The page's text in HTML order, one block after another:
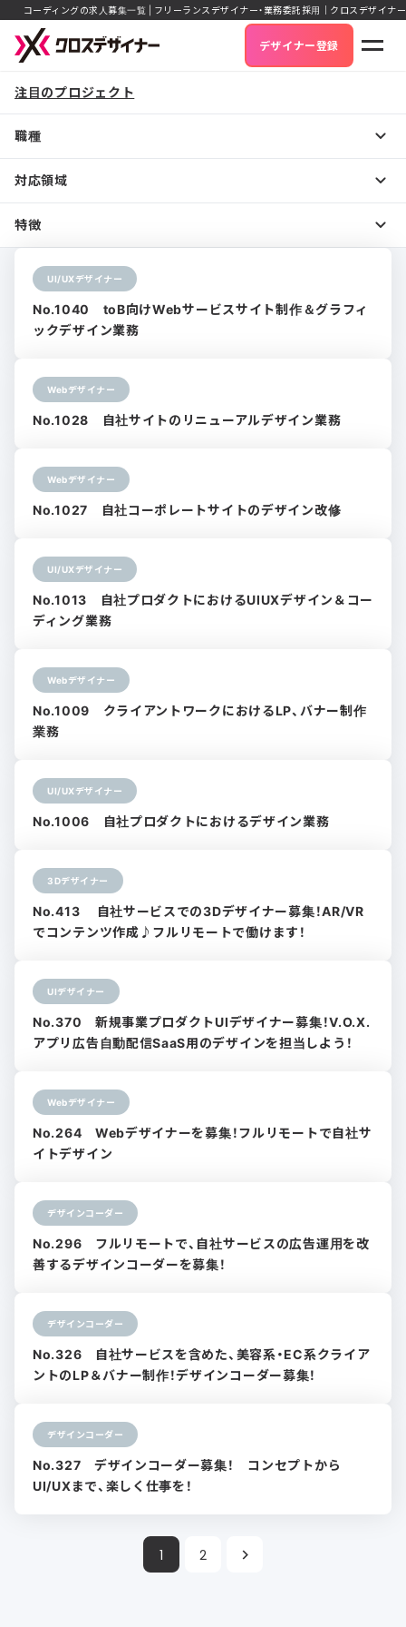
コーディングの求人募集一覧 | フリーランスデザイナー・業務委託採用｜クロスデザイナー
デザイナー登録
注目のプロジェクト
職種
対応領域
特徴
UI/UXデザイナー
No.1040 toB向けWebサービスサイト制作＆グラフィ
ックデザイン業務
Webデザイナー
No.1028 自社サイトのリニューアルデザイン業務
Webデザイナー
No.1027 自社コーポレートサイトのデザイン改修
UI/UXデザイナー
No.1013 自社プロダクトにおけるUIUXデザイン＆コー
ディング業務
Webデザイナー
No.1009 クライアントワークにおけるLP、バナー制作
業務
UI/UXデザイナー
No.1006 自社プロダクトにおけるデザイン業務
3Dデザイナー
No.413 自社サービスでの3Dデザイナー募集！AR/VR
でコンテンツ作成♪フルリモートで働けます！
UIデザイナー
No.370 新規事業プロダクトUIデザイナー募集！V.O.X.
アプリ広告自動配信SaaS用のデザインを担当しよう！
Webデザイナー
No.264 Webデザイナーを募集！フルリモートで自社サ
イトデザイン
デザインコーダー
No.296 フルリモートで、自社サービスの広告運用を改
善するデザインコーダーを募集！
デザインコーダー
No.326 自社サービスを含めた、美容系・EC系クライア
ントのLP＆バナー制作！デザインコーダー募集！
デザインコーダー
No.327 デザインコーダー募集！ コンセプトから
UI/UXまで、楽しく仕事を！
1 2